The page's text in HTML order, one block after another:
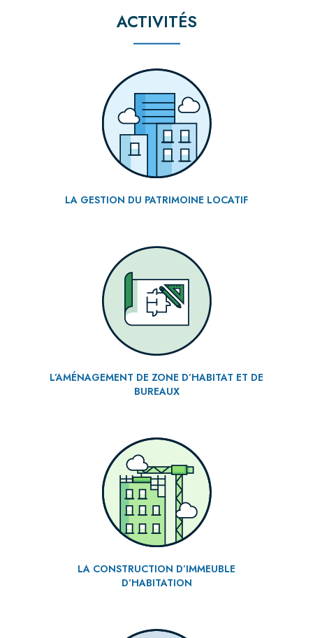
ACTIVITÉS
LA GESTION DU PATRIMOINE LOCATIF
L’AMÉNAGEMENT DE ZONE D’HABITAT ET DE
BUREAUX
LA CONSTRUCTION D’IMMEUBLE
D’HABITATION